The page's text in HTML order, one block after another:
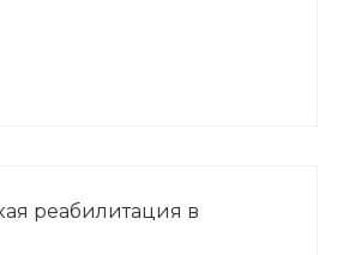
реабилитация в